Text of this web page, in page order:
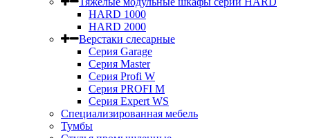
HARD 1000
HARD 2000
Верстаки слесарные
Серия Garage
Серия Master
Серия Profi W
Серия PROFI M
Серия Expert WS
Специализированная мебель
Тумбы